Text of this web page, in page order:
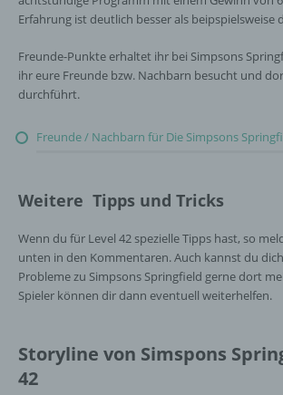
Erfahrung ist deutlich besser als beipspielsweise
Freunde-Punkte erhaltet ihr bei Simpsons
ihr eure Freunde bzw. Nachbarn besucht und
durchführt.
Freunde / Nachbarn für Die Simpsons
Weitere Tipps und Tricks
Wenn du für Level 42 spezielle Tipps hast, so
unten in den Kommentaren. Auch kannst du
Probleme zu Simpsons Springfield gerne dort
Spieler können dir dann eventuell weiterhelfen.
Storyline von Simspons
42